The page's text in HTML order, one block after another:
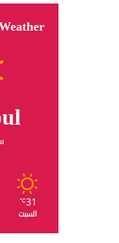
31
℃
السبت